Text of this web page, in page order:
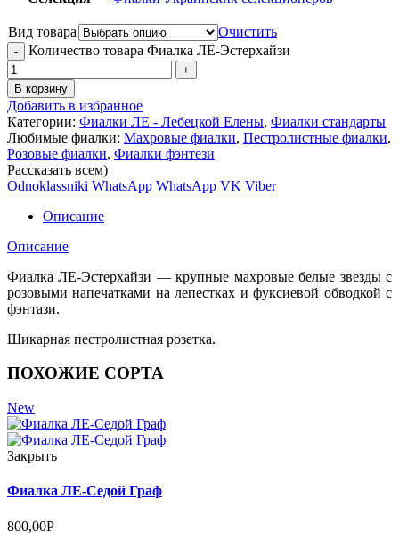
Вид товара
Очистить
Количество товара Фиалка ЛЕ-Эстерхайзи
В корзину
Добавить в избранное
Категории: Фиалки ЛЕ - Лебецкой Елены, Фиалки стандарты
Любимые фиалки: Махровые фиалки, Пестролистные фиалки,
Розовые фиалки, Фиалки фэнтези
Рассказать всем)
Odnoklassniki WhatsApp WhatsApp VK Viber
Описание
Описание
Фиалка ЛЕ-Эстерхайзи — крупные махровые белые звезды с
розовыми напечатками на лепестках и фуксиевой обводкой с
фэнтази.
Шикарная пестролистная розетка.
ПОХОЖИЕ СОРТА
New
Закрыть
Фиалка ЛЕ-Седой Граф
800,00Р